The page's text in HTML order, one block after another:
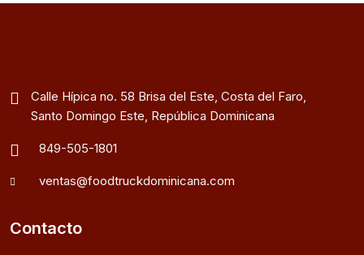
Calle Hípica no. 58 Brisa del Este, Costa del Faro,
Santo Domingo Este, República Dominicana
849-505-1801
ventas@foodtruckdominicana.com
Contacto